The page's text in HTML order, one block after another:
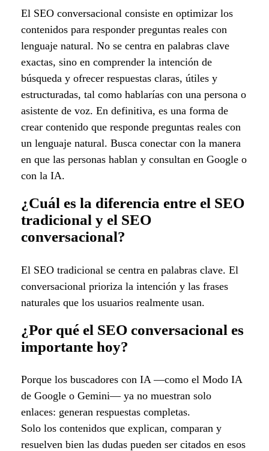
El SEO conversacional consiste en optimizar los
contenidos para responder preguntas reales con
lenguaje natural. No se centra en palabras clave
exactas, sino en comprender la intención de
búsqueda y ofrecer respuestas claras, útiles y
estructuradas, tal como hablarías con una persona o
asistente de voz. En definitiva, es una forma de
crear contenido que responde preguntas reales con
un lenguaje natural. Busca conectar con la manera
en que las personas hablan y consultan en Google o
con la IA.
¿Cuál es la diferencia entre el SEO
tradicional y el SEO
conversacional?
El SEO tradicional se centra en palabras clave. El
conversacional prioriza la intención y las frases
naturales que los usuarios realmente usan.
¿Por qué el SEO conversacional es
importante hoy?
Porque los buscadores con IA —como el Modo IA
de Google o Gemini— ya no muestran solo
enlaces: generan respuestas completas.
Solo los contenidos que explican, comparan y
resuelven bien las dudas pueden ser citados en esos